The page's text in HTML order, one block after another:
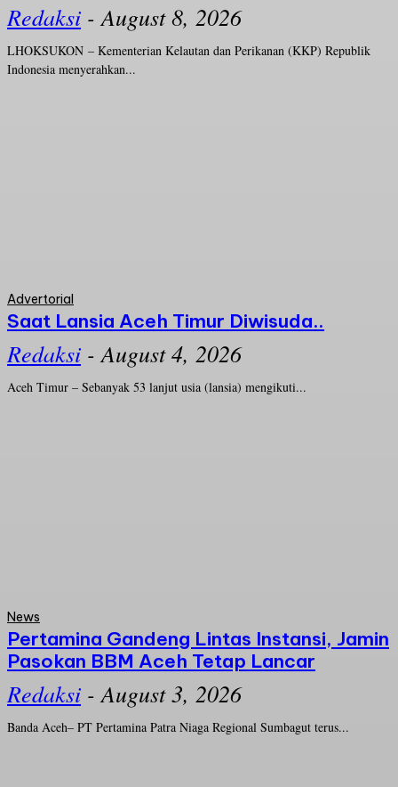
Redaksi - August 8, 2026
LHOKSUKON – Kementerian Kelautan dan Perikanan (KKP) Republik
Indonesia menyerahkan...
Advertorial
Saat Lansia Aceh Timur Diwisuda..
Redaksi - August 4, 2026
Aceh Timur – Sebanyak 53 lanjut usia (lansia) mengikuti...
News
Pertamina Gandeng Lintas Instansi, Jamin
Pasokan BBM Aceh Tetap Lancar
Redaksi - August 3, 2026
Banda Aceh– PT Pertamina Patra Niaga Regional Sumbagut terus...